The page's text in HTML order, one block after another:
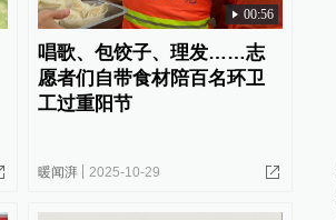
00:56
唱歌、包饺子、理发……志
愿者们自带食材陪百名环卫
工过重阳节
暖闻湃 2025-10-29